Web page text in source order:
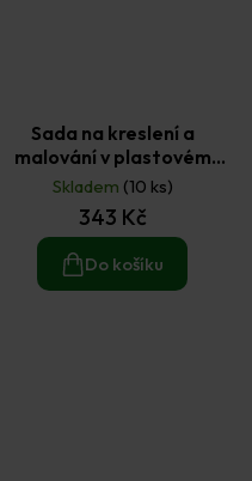
Sada na kreslení a
malování v plastovém
kufříku (31ks)
Skladem (10 ks)
343 Kč
Do košíku